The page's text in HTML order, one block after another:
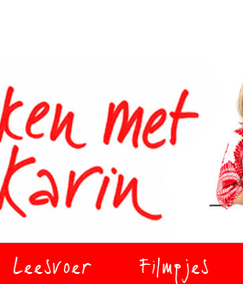
Leesvoer Filmpjes